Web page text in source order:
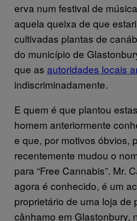
erva num festival de
aquela queixa de que
cultivadas plantas de
do município de
que as autoridades locais
indiscriminadamente.
E quem é que plantou
homem anteriormente
e que, por motivos óbvios,
recentemente mudou o
para “Free Cannabis”. Mr.
agora é conhecido, é um
proprietário de uma loja de
cânhamo em Glastonbury,